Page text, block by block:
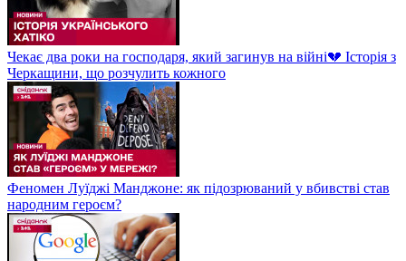
Чекає два роки на господаря, який загинув на війні💔 Історія з
Черкащини, що розчулить кожного
Феномен Луїджі Манджоне: як підозрюваний у вбивстві став
народним героєм?